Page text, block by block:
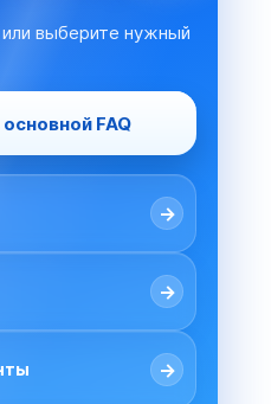
выберите нужный
FAQ
→
→
→